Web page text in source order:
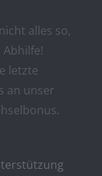
alles so,
letzte
an unser